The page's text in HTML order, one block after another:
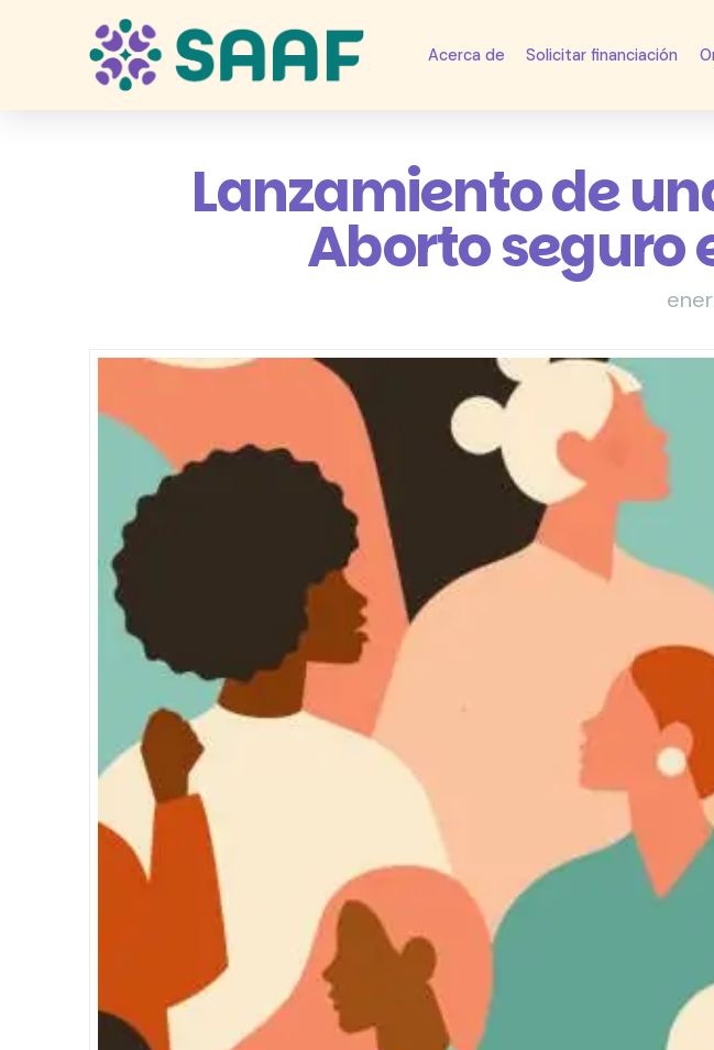
Acerca de Solicitar financiación
Lanzamiento de
Aborto seguro